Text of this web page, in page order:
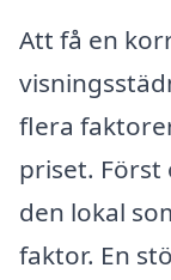
Att få en
flera
priset. Först
den lokal
faktor. En